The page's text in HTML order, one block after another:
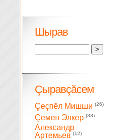
Шырав
Çыравçăсем
Çеçпĕл Мишши (26)
Çемен Элкер (38)
Александр
Артемьев (12)